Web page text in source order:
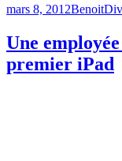
Publié
mars 8, 2012Benoit
Une
premier iPad